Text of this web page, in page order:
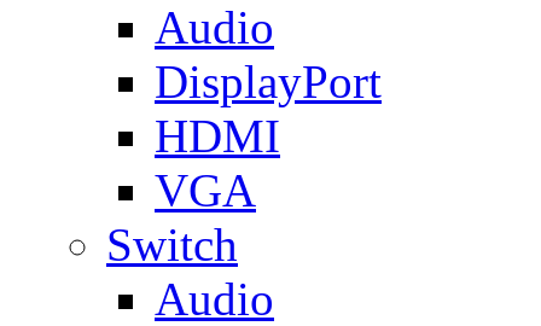
Audio
DisplayPort
HDMI
VGA
Switch
Audio